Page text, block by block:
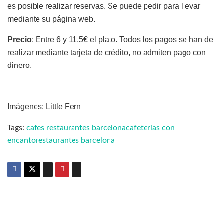
es posible realizar reservas. Se puede pedir para llevar
mediante su página web.
Precio: Entre 6 y 11,5€ el plato. Todos los pagos se han de
realizar mediante tarjeta de crédito, no admiten pago con
dinero.
Imágenes: Little Fern
Tags: cafes restaurantes barcelonacafeterias con
encantorestaurantes barcelona